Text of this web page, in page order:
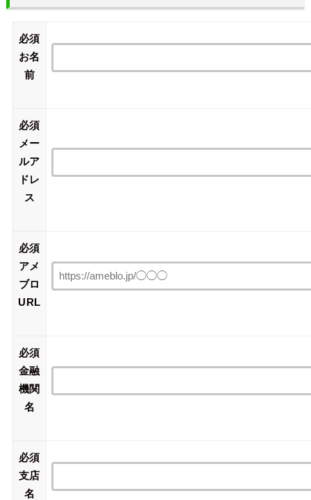
必須
お名
前
必須
メー
ルア
ドレ
ス
必須
アメ
ブロ
URL
必須
金融
機関
名
必須
支店
名